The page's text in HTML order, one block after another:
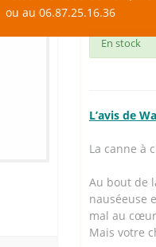
ou au 06.87.25.16.36Jouets pour
En stock
L’avis de
La canne à
Au bout de
nauséeuse
mal au
Mais votre